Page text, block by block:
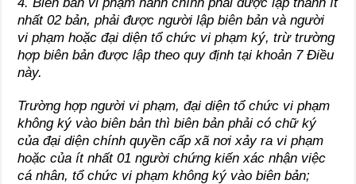
nhất 02 bản, phải được người lập biên bản và người
vi phạm hoặc đại diện tổ chức vi phạm ký, trừ trường
hợp biên bản được lập theo quy định tại khoản 7 Điều
này.
Trường hợp người vi phạm, đại diện tổ chức vi phạm
không ký vào biên bản thì biên bản phải có chữ ký
của đại diện chính quyền cấp xã nơi xảy ra vi phạm
hoặc của ít nhất 01 người chứng kiến xác nhận việc
cá nhân, tổ chức vi phạm không ký vào biên bản;